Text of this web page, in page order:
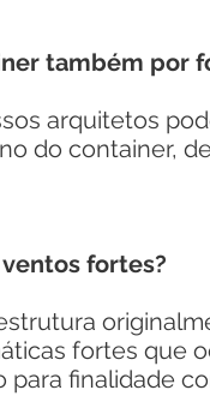
também por
arquitetos
do container,
fortes?
fortes que
para finalidade